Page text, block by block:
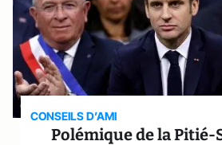
CONSEILS D’AMI
Polémique de la Pitié-